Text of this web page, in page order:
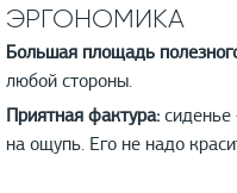
ЭРГОНОМИКА
Большая площадь
любой стороны.
Приятная фактура: сиденье
на ощупь. Его не надо